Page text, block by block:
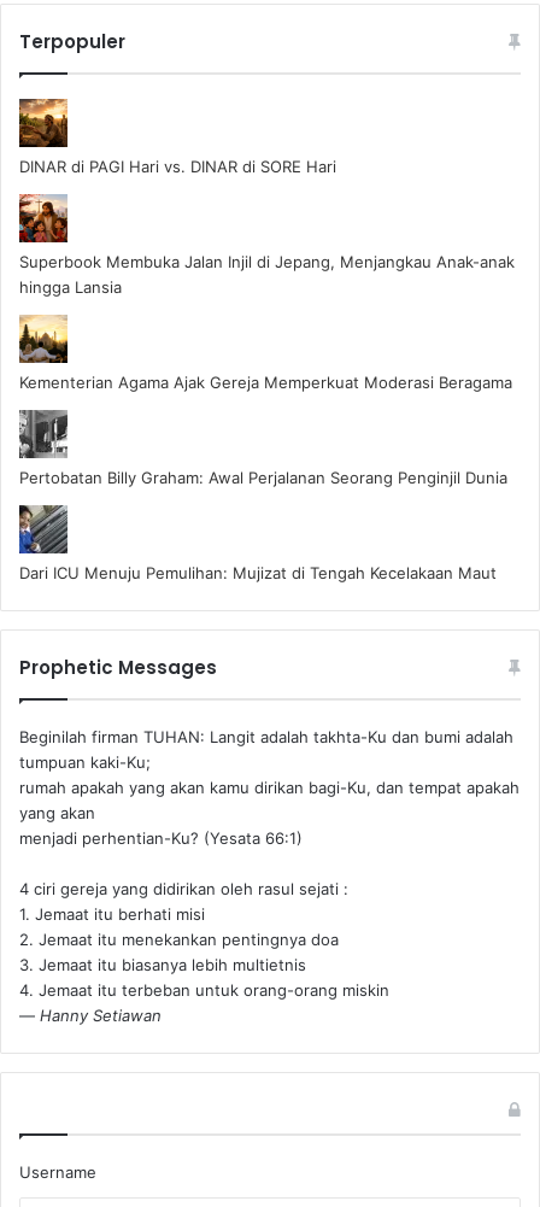
Terpopuler
DINAR di PAGI Hari vs. DINAR di SORE Hari
Superbook Membuka Jalan Injil di Jepang, Menjangkau Anak-anak
hingga Lansia
Kementerian Agama Ajak Gereja Memperkuat Moderasi Beragama
Pertobatan Billy Graham: Awal Perjalanan Seorang Penginjil Dunia
Dari ICU Menuju Pemulihan: Mujizat di Tengah Kecelakaan Maut
Prophetic Messages
Beginilah firman TUHAN: Langit adalah takhta-Ku dan bumi adalah
tumpuan kaki-Ku;
rumah apakah yang akan kamu dirikan bagi-Ku, dan tempat apakah
yang akan
menjadi perhentian-Ku? (Yesata 66:1) ‪
4 ciri gereja yang didirikan oleh rasul sejati :
1. Jemaat itu berhati misi
2. Jemaat itu menekankan pentingnya doa
3. Jemaat itu biasanya lebih multietnis
4. Jemaat itu terbeban untuk orang-orang miskin
— Hanny Setiawan
Username